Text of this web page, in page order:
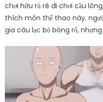
chơi hữu rủ rê đi chơi cầu
thích môn thể thao này.
gia câu lạc bộ bóng rổ,